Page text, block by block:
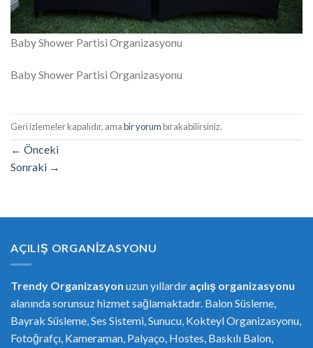
Baby Shower Partisi Organizasyonu
Baby Shower Partisi Organizasyonu
Geri izlemeler kapalıdır, amabir yorumbırakabilirsiniz.
← Önceki
Sonraki →
AÇILIŞ ORGANIZASYONU
Trendy Organizasyon uzun yıllardır açılış organizasyonu
alanında sorunsuz hizmet sağlamaktadır. Balon Süsleme,
Bayrak Süsleme, Ses Sistemi, Sunucu, Kokteyl Organizasyonu,
Fotoğrafçı, Kameraman, Palyaço, Hostes, Baskılı Balon,